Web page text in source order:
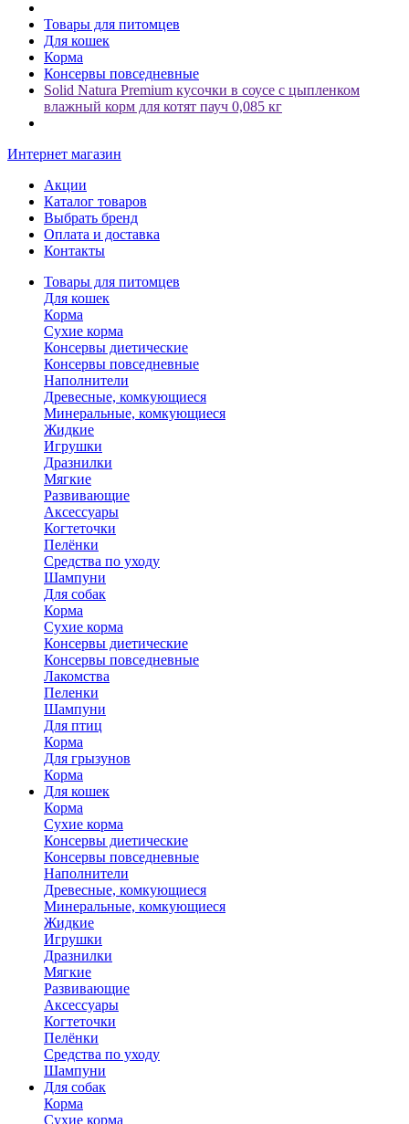
Товары для питомцев
Для кошек
Корма
Консервы повседневные
Solid Natura Premium кусочки в соусе с цыпленком
влажный корм для котят пауч 0,085 кг
Интернет магазин
Акции
Каталог товаров
Выбрать бренд
Оплата и доставка
Контакты
Товары для питомцев
Для кошек
Корма
Сухие корма
Консервы диетические
Консервы повседневные
Наполнители
Древесные, комкующиеся
Минеральные, комкующиеся
Жидкие
Игрушки
Дразнилки
Мягкие
Развивающие
Аксессуары
Когтеточки
Пелёнки
Средства по уходу
Шампуни
Для собак
Корма
Сухие корма
Консервы диетические
Консервы повседневные
Лакомства
Пеленки
Шампуни
Для птиц
Корма
Для грызунов
Корма
Для кошек
Корма
Сухие корма
Консервы диетические
Консервы повседневные
Наполнители
Древесные, комкующиеся
Минеральные, комкующиеся
Жидкие
Игрушки
Дразнилки
Мягкие
Развивающие
Аксессуары
Когтеточки
Пелёнки
Средства по уходу
Шампуни
Для собак
Корма
Сухие корма